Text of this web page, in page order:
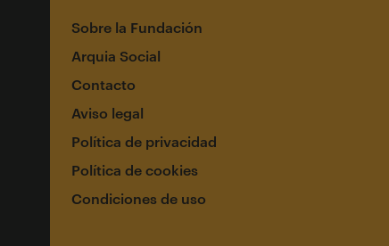
Sobre la Fundación
Arquia Social
Contacto
Aviso legal
Política de privacidad
Política de cookies
Condiciones de uso